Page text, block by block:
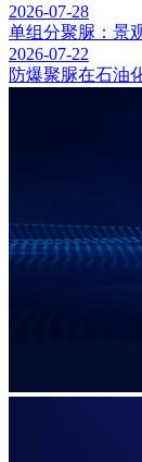
2026-07-28
单组分聚脲：景
2026-07-22
防爆聚脲在石油